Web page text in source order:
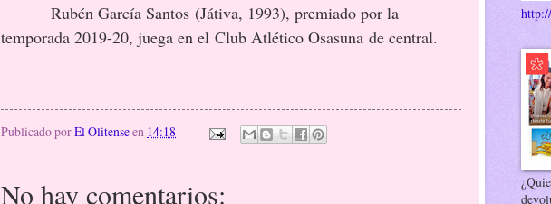
Rubén García Santos (Játiva, 1993), premiado por la
temporada 2019-20, juega en el Club Atlético Osasuna de central.​
Publicado porEl Olitenseen 14:18
No hay comentarios: